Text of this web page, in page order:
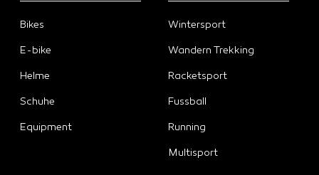
Bikes
E-bike
Helme
Schuhe
Equipment
Wintersport
Wandern Trekking
Racketsport
Fussball
Running
Multisport